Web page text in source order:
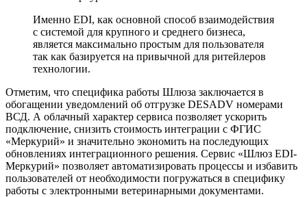
Именно EDI, как основной способ взаимодействия
с системой для крупного и среднего бизнеса,
является максимально простым для пользователя
так как базируется на привычной для ритейлеров
технологии.
Отметим, что специфика работы Шлюза заключается в
обогащении уведомлений об отгрузке DESADV номерами
ВСД. А облачный характер сервиса позволяет ускорить
подключение, снизить стоимость интеграции с ФГИС
«Меркурий» и значительно экономить на последующих
обновлениях интеграционного решения. Сервис «Шлюз EDI-
Меркурий» позволяет автоматизировать процессы и избавить
пользователей от необходимости погружаться в специфику
работы с электронными ветеринарными документами.